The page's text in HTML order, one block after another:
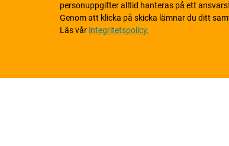
personuppgifter alltid hanteras på ett
Genom att klicka på skicka lämnar du ditt
Läs vår integritetspolicy.